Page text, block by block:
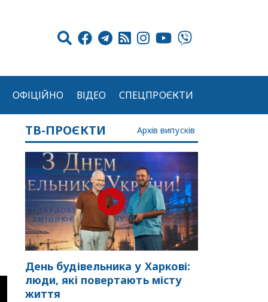
ОФІЦІЙНО ВІДЕО СПЕЦПРОЄКТИ
ТВ-ПРОЄКТИ Архів випусків
День будівельника у Харкові:
люди, які повертають місту
життя